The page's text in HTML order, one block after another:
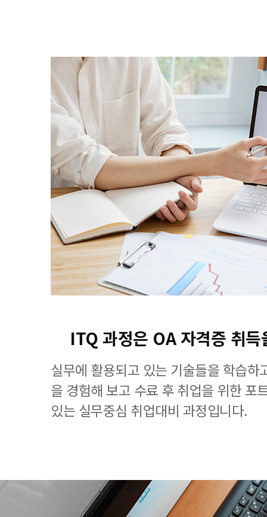
ITQ 과정은 OA 자격증 취
실무에 활용되고 있는 기술들을 학습하
을 경험해 보고 수료 후 취업을 위한 포
있는 실무중심 취업대비 과정입니다.